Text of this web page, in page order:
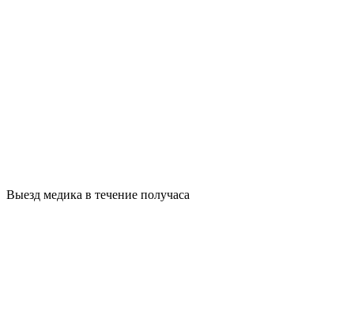
Выезд медика в течение получаса